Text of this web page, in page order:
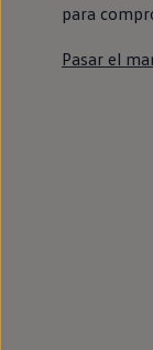
para
Pasar el